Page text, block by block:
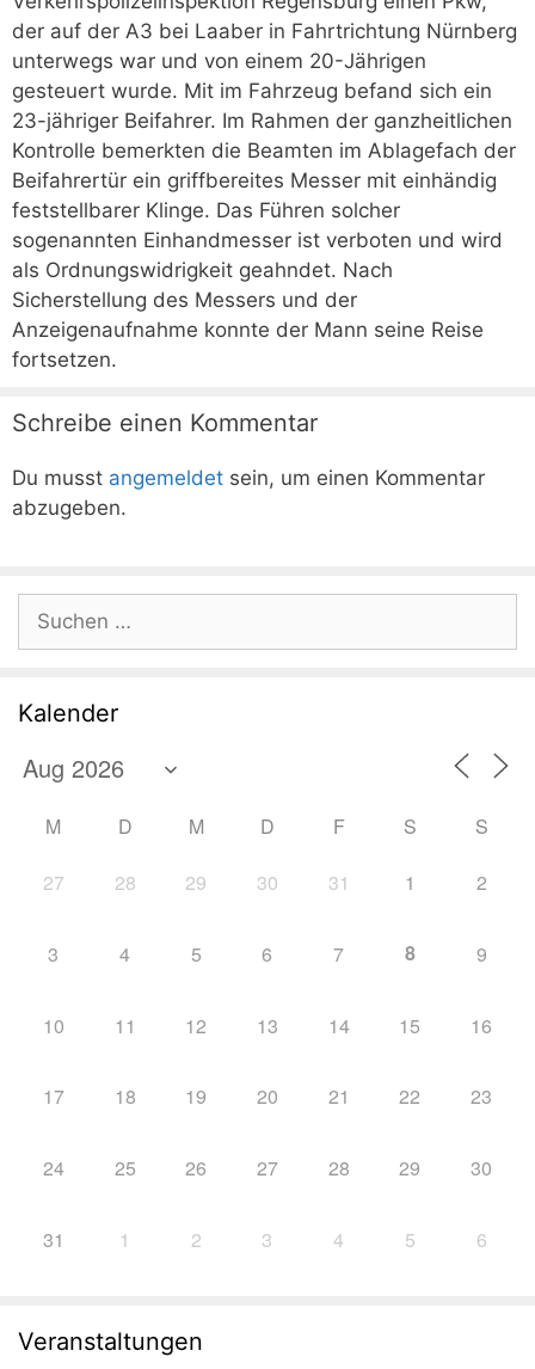
der auf der A3 bei Laaber in Fahrtrichtung Nürnberg
unterwegs war und von einem 20-Jährigen
gesteuert wurde. Mit im Fahrzeug befand sich ein
23-jähriger Beifahrer. Im Rahmen der ganzheitlichen
Kontrolle bemerkten die Beamten im Ablagefach der
Beifahrertür ein griffbereites Messer mit einhändig
feststellbarer Klinge. Das Führen solcher
sogenannten Einhandmesser ist verboten und wird
als Ordnungswidrigkeit geahndet. Nach
Sicherstellung des Messers und der
Anzeigenaufnahme konnte der Mann seine Reise
fortsetzen.
Schreibe einen Kommentar
Du musst angemeldet sein, um einen Kommentar
abzugeben.
nach:
Kalender
M D M D F S S
27 28 29 30 31 1 2
3 4 5 6 7 8 9
10 11 12 13 14 15 16
17 18 19 20 21 22 23
24 25 26 27 28 29 30
31 1 2 3 4 5 6
Veranstaltungen